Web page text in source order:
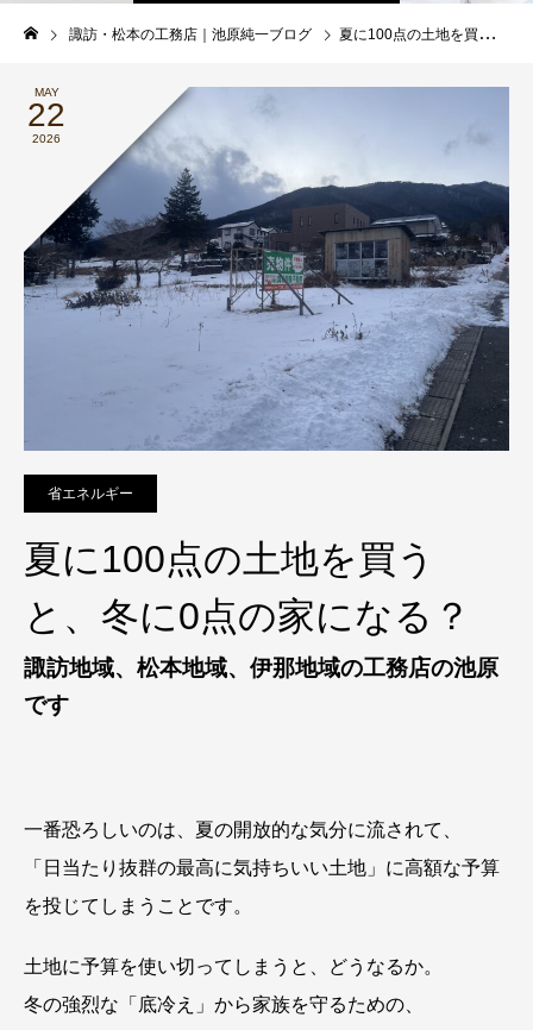
の社長ブログ｜家族
物語８４３
諏訪・松本の工務店｜池原純一ブログ 夏に100点の土地を買うと、冬に0点の家になる？
MAY
22
2026
省エネルギー
夏に100点の土地を買う
と、冬に0点の家になる？
諏訪地域、松本地域、伊那地域の工務店の池原
です
一番恐ろしいのは、夏の開放的な気分に流されて、
「日当たり抜群の最高に気持ちいい土地」に高額な予算
を投じてしまうことです。
土地に予算を使い切ってしまうと、どうなるか。
冬の強烈な「底冷え」から家族を守るための、